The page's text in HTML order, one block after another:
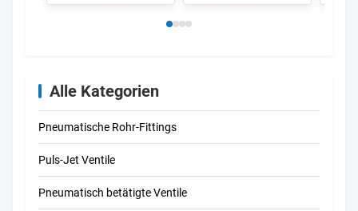
fungierende Greifer-
Alle Kategorien
Pneumatische Rohr-Fittings
Puls-Jet Ventile
Pneumatisch betätigte Ventile